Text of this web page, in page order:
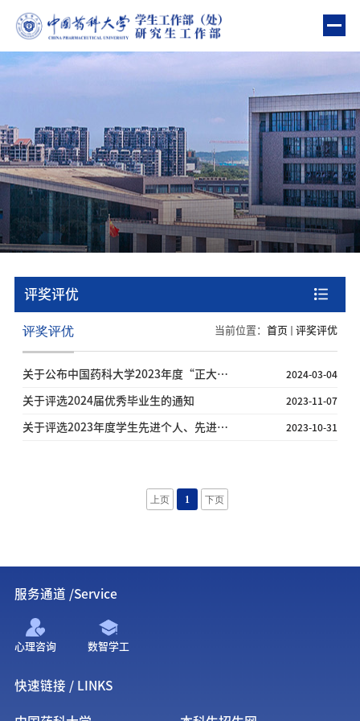
部门简介
教育管理
资助管理
心理健康
队伍建设
政策指南
评奖评优
当前位置：首页 评奖评优
评奖评优
关于公布中国药科大学2023年度“正大天晴杯”易班先进集体、先进个人评选结果的通知 2024-03-04
关于评选2024届优秀毕业生的通知 2023-11-07
关于评选2023年度学生先进个人、先进集体和宣传、文体活动积极分子的通知 2023-10-31
上页 1 下页
服务通道 /Service
心理咨询 数智学工
快速链接 / LINKS